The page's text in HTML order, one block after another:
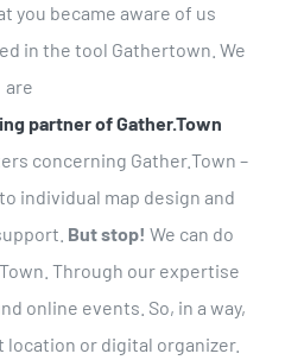
Humboldt-
zu Berlin
you became aware of us
in the tool Gathertown. We
are
partner of Gather.Town
concerning Gather.Town –
individual map design and
But stop! We can do
Through our expertise
online events. So, in a way,
or digital organizer.